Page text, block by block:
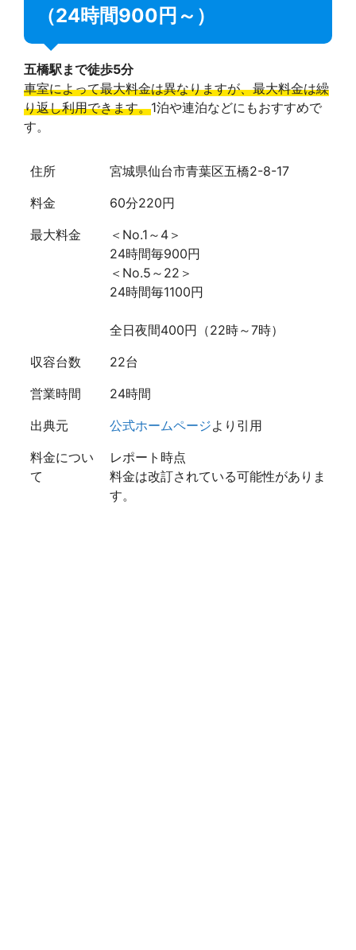
（24時間900円～）
五橋駅まで徒歩5分
車室によって最大料金は異なりますが、最大料金は繰
り返し利用できます。1泊や連泊などにもおすすめで
す。
住所
宮城県仙台市青葉区五橋2-8-17
料金
60分220円
最大料金
＜No.1～4＞
24時間毎900円
＜No.5～22＞
24時間毎1100円
全日夜間400円（22時～7時）
収容台数
22台
営業時間
24時間
出典元
公式ホームページより引用
料金につい
て
レポート時点
料金は改訂されている可能性がありま
す。